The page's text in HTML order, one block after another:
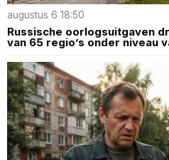
augustus 6 18:50
Russische oorlogsuitgaven
van 65 regio’s onder niveau